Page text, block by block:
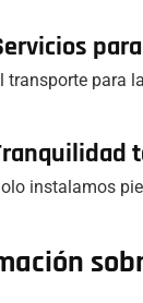
transporte para
instalamos